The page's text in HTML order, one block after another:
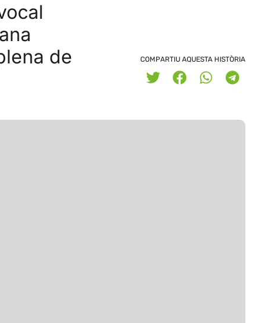
de
COMPARTIU AQUESTA HISTÒRIA